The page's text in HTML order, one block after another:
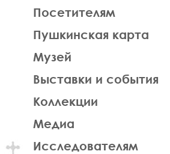
ЛЕВАЯ
ЧАСТЬ
ФУТЕР
Посетителям
Пушкинская карта
Музей
Выставки и события
Коллекции
Медиа
Исследователям